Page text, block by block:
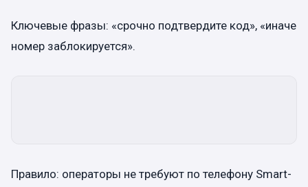
Ключевые фразы: «срочно подтвердите код», «иначе
номер заблокируется».
Правило: операторы не требуют по телефону Smart-